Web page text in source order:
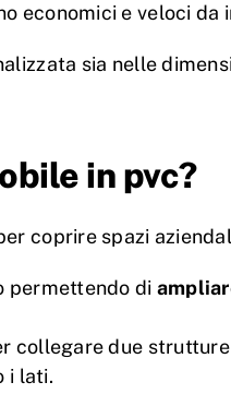
economici e veloci da
sia nelle
in pvc?
coprire spazi
permettendo di
collegare due
i lati.